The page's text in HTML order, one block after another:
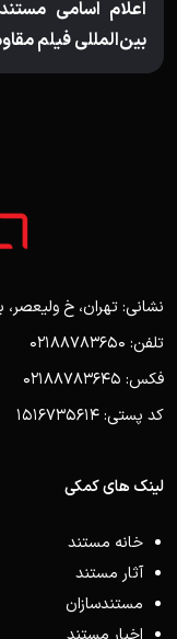
اعلام اسامی
بین‌المللی فیلم
نشانی: تهران، خ
تلفن: 02188783650
فکس: 02188783645
کد پستی: 1516735614
لینک های کمکی
خانه مستند
آثار مستند
مستندسازان